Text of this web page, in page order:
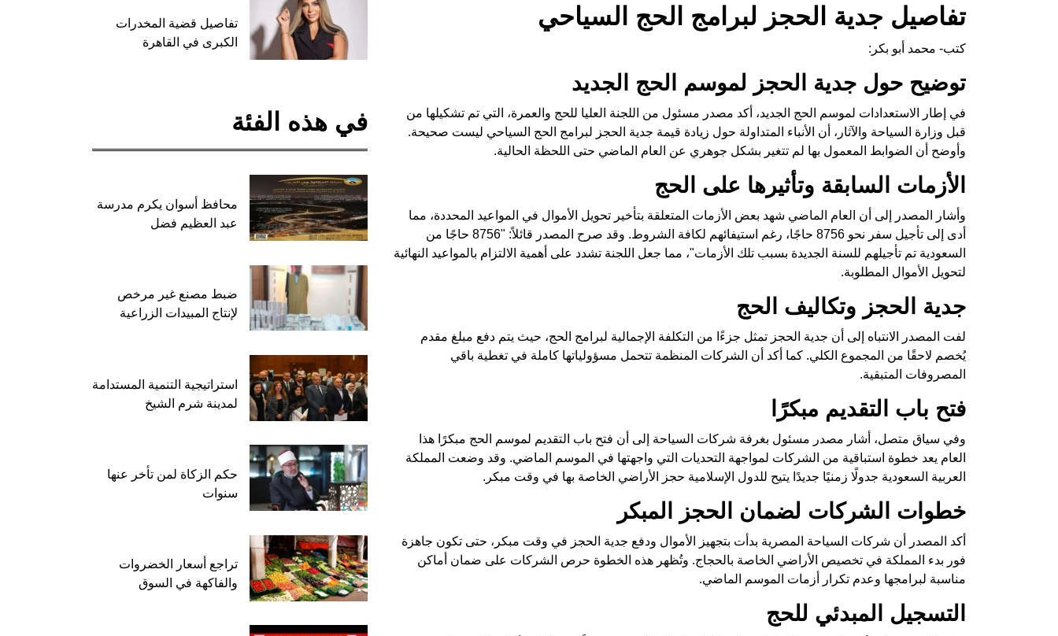
تفاصيل جدية الحجز لبرامج الحج السياحي
كتب- محمد أبو بكر:
توضيح حول جدية الحجز لموسم الحج الجديد
في إطار الاستعدادات لموسم الحج الجديد، أكد مصدر مسئول من اللجنة العليا للحج والعمرة، التي تم تشكيلها من
قبل وزارة السياحة والآثار، أن الأنباء المتداولة حول زيادة قيمة جدية الحجز لبرامج الحج السياحي ليست صحيحة.
وأوضح أن الضوابط المعمول بها لم تتغير بشكل جوهري عن العام الماضي حتى اللحظة الحالية.
الأزمات السابقة وتأثيرها على الحج
وأشار المصدر إلى أن العام الماضي شهد بعض الأزمات المتعلقة بتأخير تحويل الأموال في المواعيد المحددة، مما
أدى إلى تأجيل سفر نحو 8756 حاجًا، رغم استيفائهم لكافة الشروط. وقد صرح المصدر قائلاً: "8756 حاجًا من
السعودية تم تأجيلهم للسنة الجديدة بسبب تلك الأزمات"، مما جعل اللجنة تشدد على أهمية الالتزام بالمواعيد النهائية
لتحويل الأموال المطلوبة.
جدية الحجز وتكاليف الحج
لفت المصدر الانتباه إلى أن جدية الحجز تمثل جزءًا من التكلفة الإجمالية لبرامج الحج، حيث يتم دفع مبلغ مقدم
يُخصم لاحقًا من المجموع الكلي. كما أكد أن الشركات المنظمة تتحمل مسؤولياتها كاملة في تغطية باقي
المصروفات المتبقية.
فتح باب التقديم مبكرًا
وفي سياق متصل، أشار مصدر مسئول بغرفة شركات السياحة إلى أن فتح باب التقديم لموسم الحج مبكرًا هذا
العام يعد خطوة استباقية من الشركات لمواجهة التحديات التي واجهتها في الموسم الماضي. وقد وضعت المملكة
العربية السعودية جدولًا زمنيًا جديدًا يتيح للدول الإسلامية حجز الأراضي الخاصة بها في وقت مبكر.
خطوات الشركات لضمان الحجز المبكر
أكد المصدر أن شركات السياحة المصرية بدأت بتجهيز الأموال ودفع جدية الحجز في وقت مبكر، حتى تكون جاهزة
فور بدء المملكة في تخصيص الأراضي الخاصة بالحجاج. وتُظهر هذه الخطوة حرص الشركات على ضمان أماكن
مناسبة لبرامجها وعدم تكرار أزمات الموسم الماضي.
التسجيل المبدئي للحج
تفاصيل قضية المخدرات
الكبرى في القاهرة
في هذه الفئة
محافظ أسوان يكرم مدرسة
عبد العظيم فضل
ضبط مصنع غير مرخص
لإنتاج المبيدات الزراعية
استراتيجية التنمية المستدامة
لمدينة شرم الشيخ
حكم الزكاة لمن تأخر عنها
سنوات
تراجع أسعار الخضروات
والفاكهة في السوق